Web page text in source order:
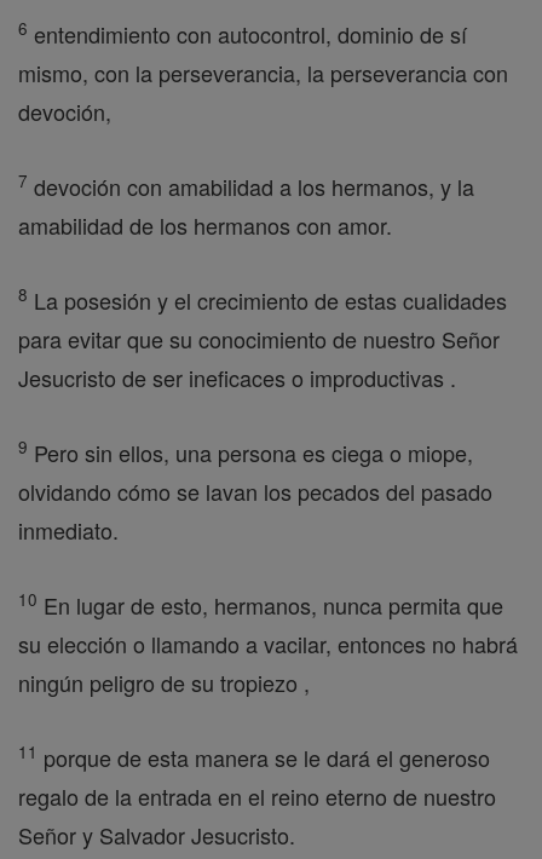
6 entendimiento con autocontrol, dominio de sí
mismo, con la perseverancia, la perseverancia con
devoción,
7 devoción con amabilidad a los hermanos, y la
amabilidad de los hermanos con amor.
8 La posesión y el crecimiento de estas cualidades
para evitar que su conocimiento de nuestro Señor
Jesucristo de ser ineficaces o improductivas .
9 Pero sin ellos, una persona es ciega o miope,
olvidando cómo se lavan los pecados del pasado
inmediato.
10 En lugar de esto, hermanos, nunca permita que
su elección o llamando a vacilar, entonces no habrá
ningún peligro de su tropiezo ,
11 porque de esta manera se le dará el generoso
regalo de la entrada en el reino eterno de nuestro
Señor y Salvador Jesucristo.